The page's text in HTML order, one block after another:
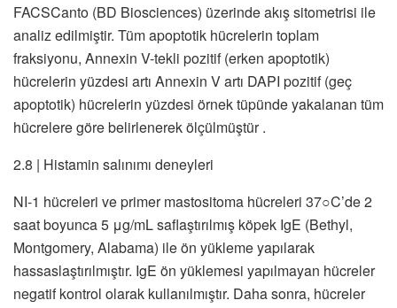
FACSCanto (BD Biosciences) üzerinde akış sitometrisi ile
analiz edilmiştir. Tüm apoptotik hücrelerin toplam
fraksiyonu, Annexin V-tekli pozitif (erken apoptotik)
hücrelerin yüzdesi artı Annexin V artı DAPI pozitif (geç
apoptotik) hücrelerin yüzdesi örnek tüpünde yakalanan tüm
hücrelere göre belirlenerek ölçülmüştür .
2.8 | Histamin salınımı deneyleri
NI-1 hücreleri ve primer mastositoma hücreleri 37○C’de 2
saat boyunca 5 μg/mL saflaştırılmış köpek IgE (Bethyl,
Montgomery, Alabama) ile ön yükleme yapılarak
hassaslaştırılmıştır. IgE ön yüklemesi yapılmayan hücreler
negatif kontrol olarak kullanılmıştır. Daha sonra, hücreler